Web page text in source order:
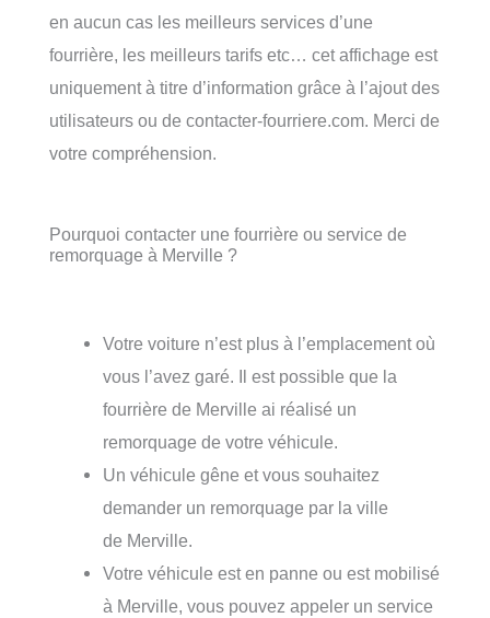
en aucun cas les meilleurs services d’une
fourrière, les meilleurs tarifs etc… cet affichage est
uniquement à titre d’information grâce à l’ajout des
utilisateurs ou de contacter-fourriere.com. Merci de
votre compréhension.
Pourquoi contacter une fourrière ou service de
remorquage à Merville ?
Votre voiture n’est plus à l’emplacement où
vous l’avez garé. Il est possible que la
fourrière de Merville ai réalisé un
remorquage de votre véhicule.
Un véhicule gêne et vous souhaitez
demander un remorquage par la ville
de Merville.
Votre véhicule est en panne ou est mobilisé
à Merville, vous pouvez appeler un service